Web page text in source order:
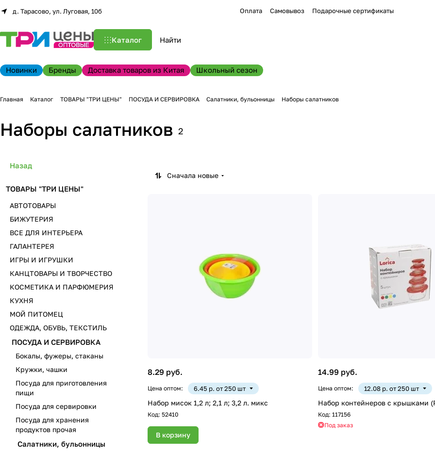
д. Тарасово, ул. Луговая, 10б Оплата Самовывоз Подарочные сертификаты
Каталог
Новинки Бренды Доставка товаров из Китая Школьный сезон
Главная Каталог ТОВАРЫ "ТРИ ЦЕНЫ" ПОСУДА И СЕРВИРОВКА Салатники, бульонницы Наборы салатников
Наборы салатников 2
Сначала новые
8.29 руб.
Цена оптом: 6.45 р. от 250 шт
Набор мисок 1,2 л; 2,1 л; 3,2 л. микс
Код: 52410
В корзину
14.99 руб.
Цена оптом: 12.08 р. от 250 шт
Набор контейнеров с крышками
Код: 117156
Под заказ
Назад
ТОВАРЫ "ТРИ ЦЕНЫ"
АВТОТОВАРЫ
БИЖУТЕРИЯ
ВСЕ ДЛЯ ИНТЕРЬЕРА
ГАЛАНТЕРЕЯ
ИГРЫ И ИГРУШКИ
КАНЦТОВАРЫ И ТВОРЧЕСТВО
КОСМЕТИКА И ПАРФЮМЕРИЯ
КУХНЯ
МОЙ ПИТОМЕЦ
ОДЕЖДА, ОБУВЬ, ТЕКСТИЛЬ
ПОСУДА И СЕРВИРОВКА
Бокалы, фужеры, стаканы
Кружки, чашки
Посуда для приготовления
пищи
Посуда для сервировки
Посуда для хранения
продуктов прочая
Салатники, бульонницы